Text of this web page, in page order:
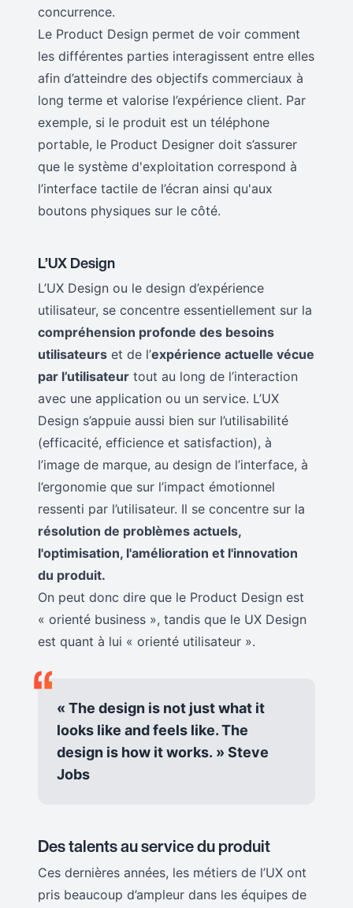
concurrence.
Le Product Design permet de voir comment
les différentes parties interagissent entre elles
afin d’atteindre des objectifs commerciaux à
long terme et valorise l’expérience client. Par
exemple, si le produit est un téléphone
portable, le Product Designer doit s’assurer
que le système d'exploitation correspond à
l’interface tactile de l’écran ainsi qu'aux
boutons physiques sur le côté.
L’UX Design
L’UX Design ou le design d’expérience
utilisateur, se concentre essentiellement sur la
compréhension profonde des besoins
utilisateurs et de l’expérience actuelle vécue
par l’utilisateur tout au long de l’interaction
avec une application ou un service. L’UX
Design s’appuie aussi bien sur l’utilisabilité
(efficacité, efficience et satisfaction), à
l’image de marque, au design de l’interface, à
l’ergonomie que sur l’impact émotionnel
ressenti par l’utilisateur. Il se concentre sur la
résolution de problèmes actuels,
l'optimisation, l'amélioration et l'innovation
du produit.
On peut donc dire que le Product Design est
« orienté business », tandis que le UX Design
est quant à lui « orienté utilisateur ».
« The design is not just what it
looks like and feels like. The
design is how it works. » Steve
Jobs
Des talents au service du produit
Ces dernières années, les métiers de l’UX ont
pris beaucoup d’ampleur dans les équipes de